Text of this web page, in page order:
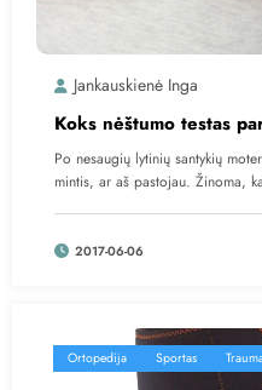
Jankauskienė Inga
Koks nėštumo testas
Po nesaugių lytinių santykių
mintis, ar aš pastojau. Žinoma,
2017-06-06
Ortopedija Sportas